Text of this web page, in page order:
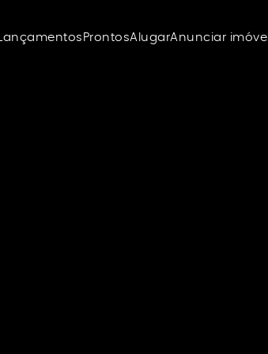
ProntosAlugarAnunciar imóvel